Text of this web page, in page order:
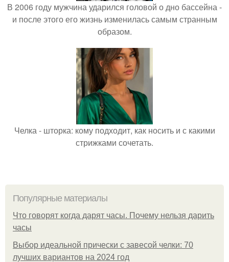
В 2006 году мужчина ударился головой о дно бассейна -
и после этого его жизнь изменилась самым странным
образом.
Челка - шторка: кому подходит, как носить и с какими
стрижками сочетать.
Популярные материалы
Что говорят когда дарят часы. Почему нельзя дарить
часы
Выбор идеальной прически с завесой челки: 70
лучших вариантов на 2024 год